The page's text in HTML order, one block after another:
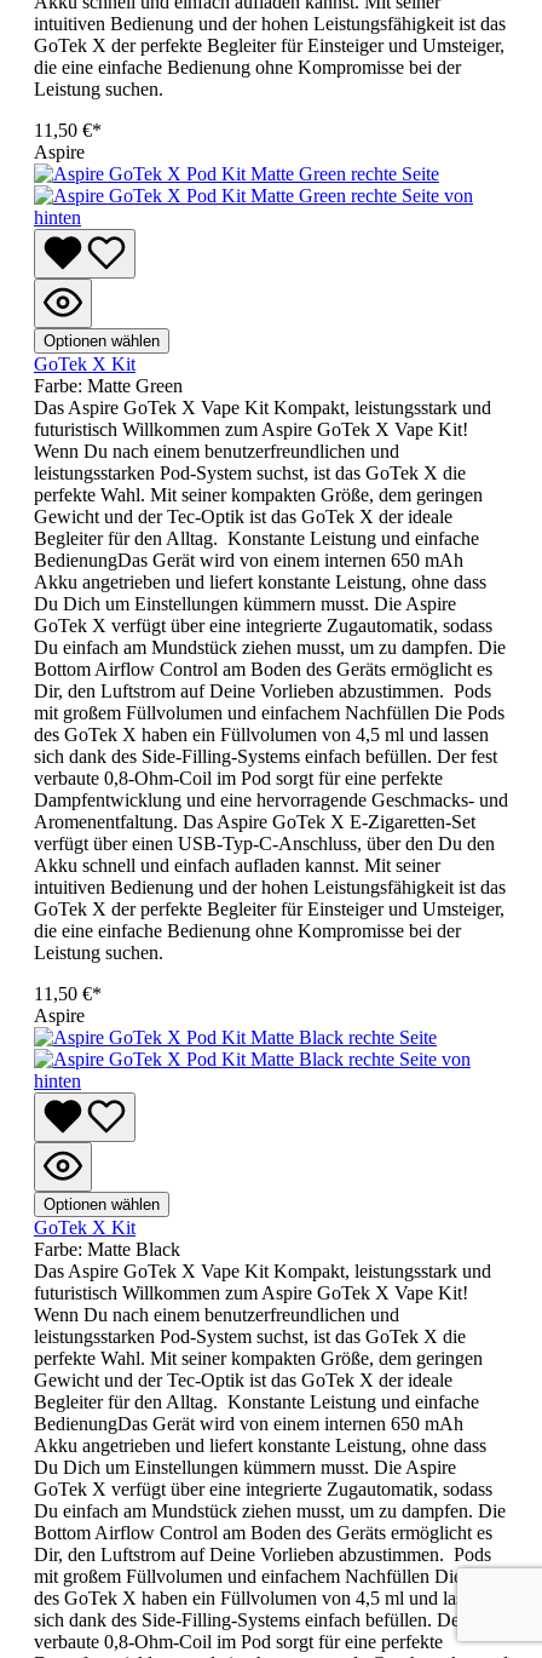
intuitiven Bedienung und der hohen Leistungsfähigkeit ist das
GoTek X der perfekte Begleiter für Einsteiger und Umsteiger,
die eine einfache Bedienung ohne Kompromisse bei der
Leistung suchen.
11,50 €*
Aspire
Optionen wählen
GoTek X Kit
Farbe: Matte Green
Das Aspire GoTek X Vape Kit Kompakt, leistungsstark und
futuristisch Willkommen zum Aspire GoTek X Vape Kit!
Wenn Du nach einem benutzerfreundlichen und
leistungsstarken Pod-System suchst, ist das GoTek X die
perfekte Wahl. Mit seiner kompakten Größe, dem geringen
Gewicht und der Tec-Optik ist das GoTek X der ideale
Begleiter für den Alltag. Konstante Leistung und einfache
BedienungDas Gerät wird von einem internen 650 mAh
Akku angetrieben und liefert konstante Leistung, ohne dass
Du Dich um Einstellungen kümmern musst. Die Aspire
GoTek X verfügt über eine integrierte Zugautomatik, sodass
Du einfach am Mundstück ziehen musst, um zu dampfen. Die
Bottom Airflow Control am Boden des Geräts ermöglicht es
Dir, den Luftstrom auf Deine Vorlieben abzustimmen. Pods
mit großem Füllvolumen und einfachem Nachfüllen Die Pods
des GoTek X haben ein Füllvolumen von 4,5 ml und lassen
sich dank des Side-Filling-Systems einfach befüllen. Der fest
verbaute 0,8-Ohm-Coil im Pod sorgt für eine perfekte
Dampfentwicklung und eine hervorragende Geschmacks- und
Aromenentfaltung. Das Aspire GoTek X E-Zigaretten-Set
verfügt über einen USB-Typ-C-Anschluss, über den Du den
Akku schnell und einfach aufladen kannst. Mit seiner
intuitiven Bedienung und der hohen Leistungsfähigkeit ist das
GoTek X der perfekte Begleiter für Einsteiger und Umsteiger,
die eine einfache Bedienung ohne Kompromisse bei der
Leistung suchen.
11,50 €*
Aspire
Optionen wählen
GoTek X Kit
Farbe: Matte Black
Das Aspire GoTek X Vape Kit Kompakt, leistungsstark und
futuristisch Willkommen zum Aspire GoTek X Vape Kit!
Wenn Du nach einem benutzerfreundlichen und
leistungsstarken Pod-System suchst, ist das GoTek X die
perfekte Wahl. Mit seiner kompakten Größe, dem geringen
Gewicht und der Tec-Optik ist das GoTek X der ideale
Begleiter für den Alltag. Konstante Leistung und einfache
BedienungDas Gerät wird von einem internen 650 mAh
Akku angetrieben und liefert konstante Leistung, ohne dass
Du Dich um Einstellungen kümmern musst. Die Aspire
GoTek X verfügt über eine integrierte Zugautomatik, sodass
Du einfach am Mundstück ziehen musst, um zu dampfen. Die
Bottom Airflow Control am Boden des Geräts ermöglicht es
Dir, den Luftstrom auf Deine Vorlieben abzustimmen. Pods
mit großem Füllvolumen und einfachem Nachfüllen Die Pods
des GoTek X haben ein Füllvolumen von 4,5 ml und lassen
sich dank des Side-Filling-Systems einfach befüllen. Der fest
verbaute 0,8-Ohm-Coil im Pod sorgt für eine perfekte